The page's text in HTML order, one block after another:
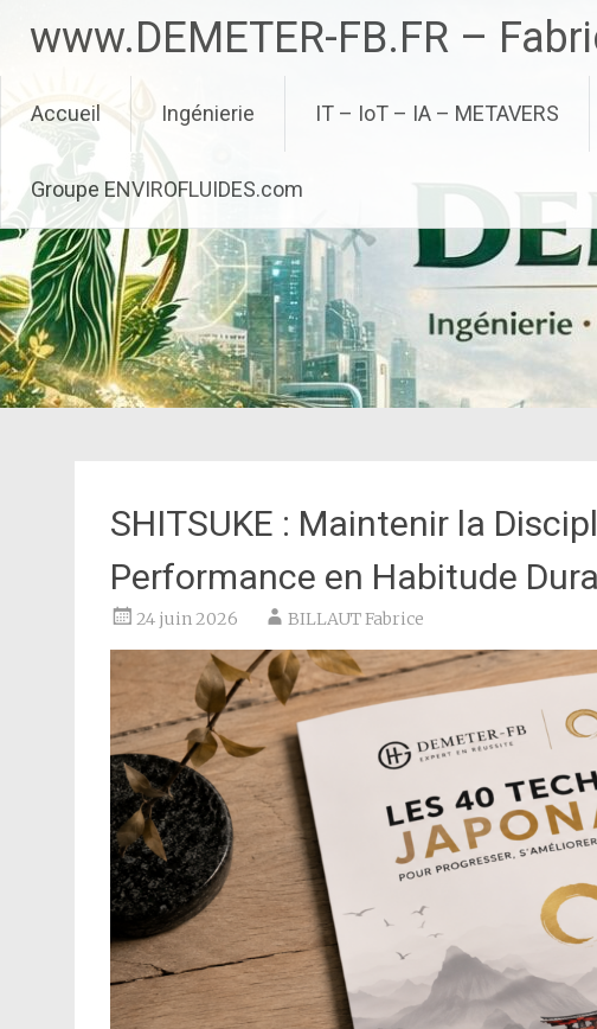
contenu
www.DEMETER-FB.FR –
Accueil Ingénierie IT – IoT – IA – METAVERS
Groupe ENVIROFLUIDES.com
SHITSUKE : Maintenir la
Performance en Habitude
24 juin 2026 BILLAUT Fabrice